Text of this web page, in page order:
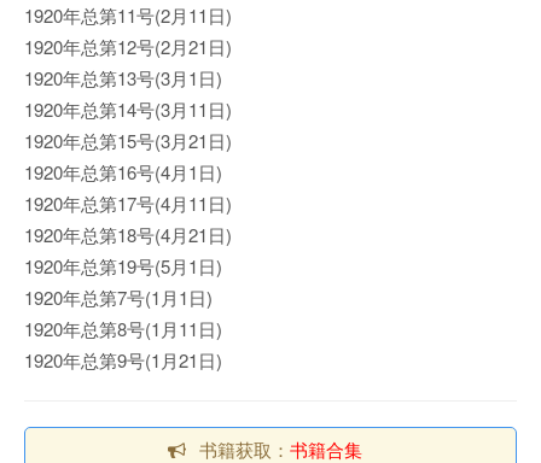
1920年总第11号(2月11日)
1920年总第12号(2月21日)
1920年总第13号(3月1日)
1920年总第14号(3月11日)
1920年总第15号(3月21日)
1920年总第16号(4月1日)
1920年总第17号(4月11日)
1920年总第18号(4月21日)
1920年总第19号(5月1日)
1920年总第7号(1月1日)
1920年总第8号(1月11日)
1920年总第9号(1月21日)
书籍获取： 书籍合集